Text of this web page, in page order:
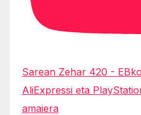
Sarean Zehar 420 -
AliExpressi eta
amaiera